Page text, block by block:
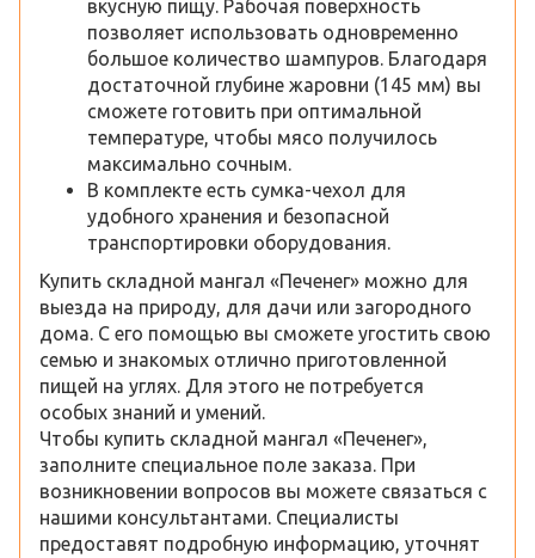
вкусную пищу. Рабочая поверхность
позволяет использовать одновременно
большое количество шампуров. Благодаря
достаточной глубине жаровни (145 мм) вы
сможете готовить при оптимальной
температуре, чтобы мясо получилось
максимально сочным.
В комплекте есть сумка-чехол для
удобного хранения и безопасной
транспортировки оборудования.
Купить складной мангал «Печенег» можно для
выезда на природу, для дачи или загородного
дома. С его помощью вы сможете угостить свою
семью и знакомых отлично приготовленной
пищей на углях. Для этого не потребуется
особых знаний и умений.
Чтобы купить складной мангал «Печенег»,
заполните специальное поле заказа. При
возникновении вопросов вы можете связаться с
нашими консультантами. Специалисты
предоставят подробную информацию, уточнят